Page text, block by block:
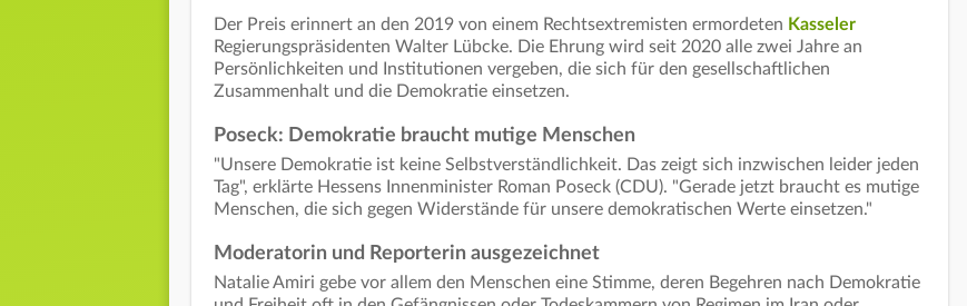
Der Preis erinnert an den 2019 von einem Rechtsextremisten ermordeten Kasseler
Regierungspräsidenten Walter Lübcke. Die Ehrung wird seit 2020 alle zwei Jahre an
Persönlichkeiten und Institutionen vergeben, die sich für den gesellschaftlichen
Zusammenhalt und die Demokratie einsetzen.
Poseck: Demokratie braucht mutige Menschen
"Unsere Demokratie ist keine Selbstverständlichkeit. Das zeigt sich inzwischen leider jeden
Tag", erklärte Hessens Innenminister Roman Poseck (CDU). "Gerade jetzt braucht es mutige
Menschen, die sich gegen Widerstände für unsere demokratischen Werte einsetzen."
Moderatorin und Reporterin ausgezeichnet
Natalie Amiri gebe vor allem den Menschen eine Stimme, deren Begehren nach Demokratie